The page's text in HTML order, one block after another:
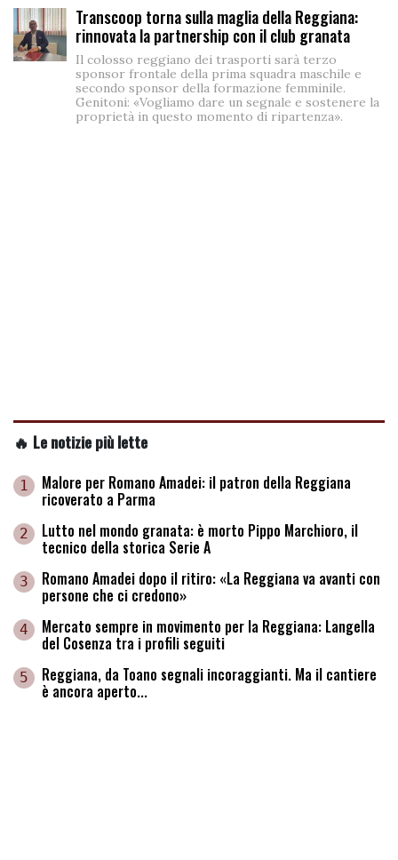
Transcoop torna sulla maglia della Reggiana:
rinnovata la partnership con il club granata
Il colosso reggiano dei trasporti sarà terzo
sponsor frontale della prima squadra maschile e
secondo sponsor della formazione femminile.
Genitoni: «Vogliamo dare un segnale e sostenere la
proprietà in questo momento di ripartenza».
🔥 Le notizie più lette
1 Malore per Romano Amadei: il patron della Reggiana
ricoverato a Parma
2 Lutto nel mondo granata: è morto Pippo Marchioro, il
tecnico della storica Serie A
3 Romano Amadei dopo il ritiro: «La Reggiana va avanti con
persone che ci credono»
4 Mercato sempre in movimento per la Reggiana: Langella
del Cosenza tra i profili seguiti
5 Reggiana, da Toano segnali incoraggianti. Ma il cantiere
è ancora aperto...